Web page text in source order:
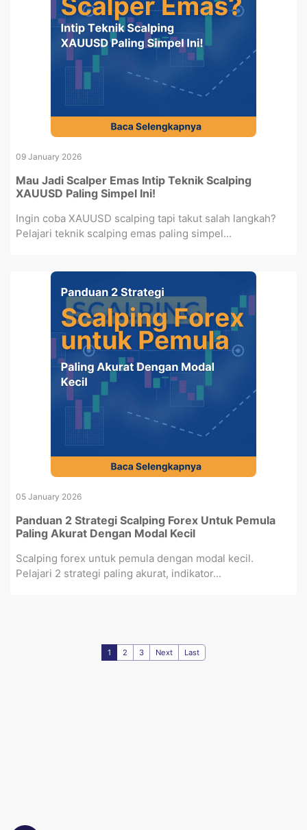
09 January 2026
Mau Jadi Scalper Emas Intip Teknik Scalping
XAUUSD Paling Simpel Ini!
Ingin coba XAUUSD scalping tapi takut salah langkah?
Pelajari teknik scalping emas paling simpel...
05 January 2026
Panduan 2 Strategi Scalping Forex Untuk Pemula
Paling Akurat Dengan Modal Kecil
Scalping forex untuk pemula dengan modal kecil.
Pelajari 2 strategi paling akurat, indikator...
1 2 3 Next Last